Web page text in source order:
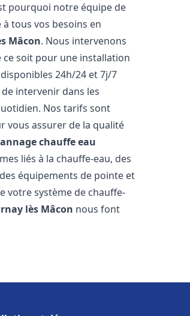
pourquoi notre équipe de
tous vos besoins en
Mâcon. Nous intervenons
soit pour une installation
24h/24 et 7j/7
intervenir dans les
Nos tarifs sont
vous assurer de la qualité
chauffe eau
liés à la chauffe-eau, des
équipements de pointe et
votre système de chauffe-
lès Mâcon nous font